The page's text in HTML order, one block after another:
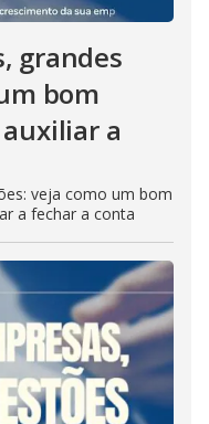
grandes
bom
a
veja como um bom
a fechar a conta